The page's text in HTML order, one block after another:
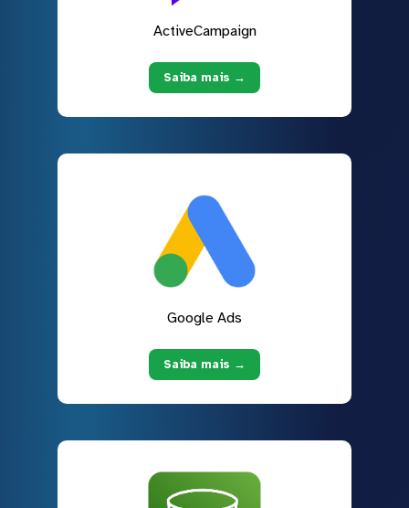
ActiveCampaign
Saiba mais →
Google Ads
Saiba mais →